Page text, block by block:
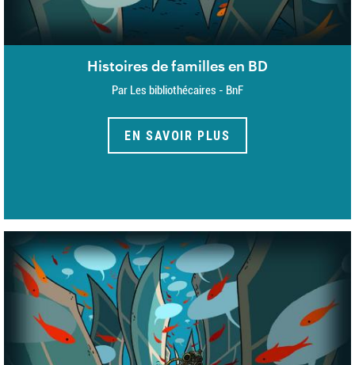
Histoires de familles en BD
Par Les bibliothécaires - BnF
EN SAVOIR PLUS